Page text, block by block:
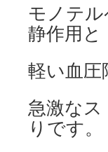
モノテ
静作用と
軽い血圧
急激な
りです。